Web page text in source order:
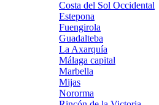
Costa del Sol Occidental
Estepona
Fuengirola
Guadalteba
La Axarquía
Málaga capital
Marbella
Mijas
Nororma